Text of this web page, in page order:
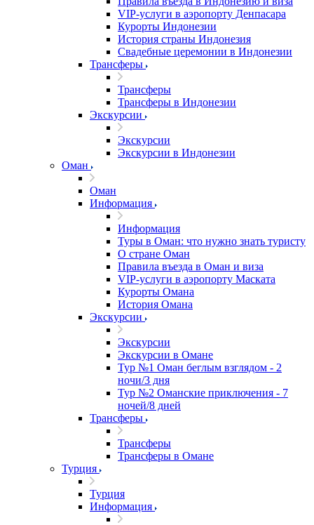
VIP-услуги в аэропорту Денпасара
Курорты Индонезии
История страны Индонезия
Свадебные церемонии в Индонезии
Трансферы
Трансферы
Трансферы в Индонезии
Экскурсии
Экскурсии
Экскурсии в Индонезии
Оман
Оман
Информация
Информация
Туры в Оман: что нужно знать туристу
О стране Оман
Правила въезда в Оман и виза
VIP-услуги в аэропорту Маската
Курорты Омана
История Омана
Экскурсии
Экскурсии
Экскурсии в Омане
Тур №1 Оман беглым взглядом - 2
ночи/3 дня
Тур №2 Оманские приключения - 7
ночей/8 дней
Трансферы
Трансферы
Трансферы в Омане
Турция
Турция
Информация